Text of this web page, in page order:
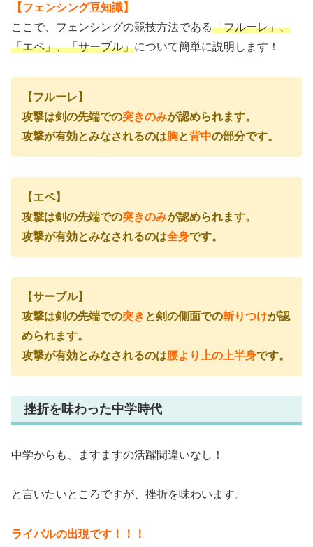
【フェンシング豆知識】
ここで、フェンシングの競技方法である「フルーレ」、
「エペ」、「サーブル」について簡単に説明します！
【フルーレ】
攻撃は剣の先端での突きのみが認められます。
攻撃が有効とみなされるのは胸と背中の部分です。
【エペ】
攻撃は剣の先端での突きのみが認められます。
攻撃が有効とみなされるのは全身です。
【サーブル】
攻撃は剣の先端での突き と剣の側面での斬りつけが認
められます。
攻撃が有効とみなされるのは腰より上の上半身です。
挫折を味わった中学時代
中学からも、ますますの活躍間違いなし！
と言いたいところですが、挫折を味わいます。
ライバルの出現です！！！